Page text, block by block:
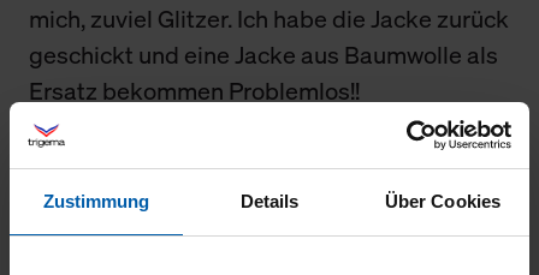
Zustimmung Details Über Cookies
mich, zuviel Glitzer. Ich habe die Jacke zurück
geschickt und eine Jacke aus Baumwolle als
Ersatz bekommen Problemlos!!